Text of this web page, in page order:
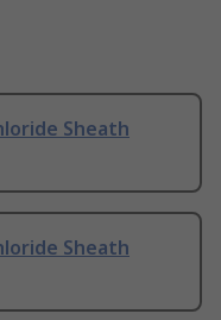
Sheath
Sheath